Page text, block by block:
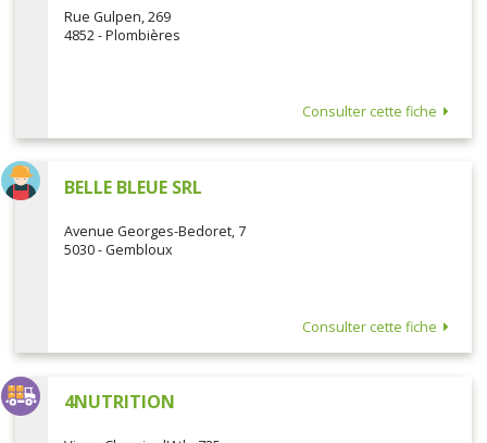
Rue Gulpen, 269
4852 - Plombières
Consulter cette fiche
BELLE BLEUE SRL
Avenue Georges-Bedoret, 7
5030 - Gembloux
Consulter cette fiche
4NUTRITION